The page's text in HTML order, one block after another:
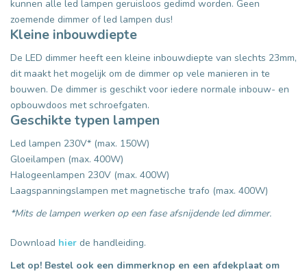
kunnen alle led lampen geruisloos gedimd worden. Geen
zoemende dimmer of led lampen dus!
Kleine inbouwdiepte
De LED dimmer heeft een kleine inbouwdiepte van slechts 23mm,
dit maakt het mogelijk om de dimmer op vele manieren in te
bouwen. De dimmer is geschikt voor iedere normale inbouw- en
opbouwdoos met schroefgaten.
Geschikte typen lampen
Led lampen 230V* (max. 150W)
Gloeilampen (max. 400W)
Halogeenlampen 230V (max. 400W)
Laagspanningslampen met magnetische trafo (max. 400W)
*Mits de lampen werken op een fase afsnijdende led dimmer.
Download hier de handleiding.
Let op! Bestel ook een dimmerknop en een afdekplaat om